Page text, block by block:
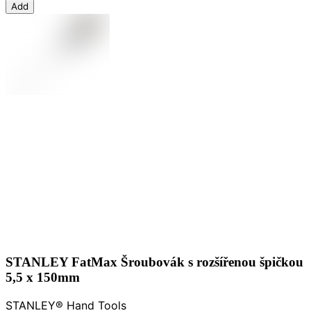
Add
STANLEY FatMax Šroubovák s rozšířenou špičkou
5,5 x 150mm
STANLEY® Hand Tools